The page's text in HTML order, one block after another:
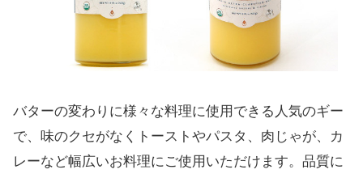
バターの変わりに様々な料理に使用できる人気のギー
で、味のクセがなくトーストやパスタ、肉じゃが、カ
レーなど幅広いお料理にご使用いただけます。品質に